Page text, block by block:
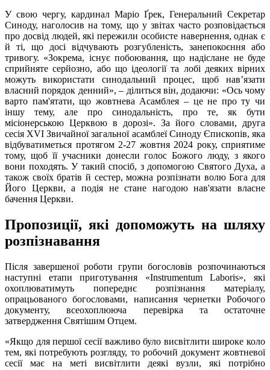
У свою чергу, кардинал Маріо Ґрек, Генеральний Секретар
Синоду, наголосив на тому, що у звітах часто розповідається
про досвід людей, які пережили особисте навернення, однак є
й ті, що досі відчувають розгубленість, занепокоєння або
тривогу. «Зокрема, існує побоювання, що надіслане не буде
сприйняте серйозно, або що ідеології та лобі деяких вірних
можуть використати синодальний процес, щоб нав’язати
власний порядок денний», – ділиться він, додаючи: «Ось чому
варто пам'ятати, що жовтнева Асамблея – це не про ту чи
іншу тему, але про синодальність, про те, як бути
місіонерською Церквою в дорозі». За його словами, друга
сесія XVI Звичайної загальної асамблеї Синоду Єпископів, яка
відбуватиметься протягом 2-27 жовтня 2024 року, сприятиме
тому, щоб її учасники донесли голос Божого люду, з якого
вони походять. У такий спосіб, з допомогою Святого Духа, а
також своїх братів й сестер, можна розпізнати волю Бога для
Його Церкви, а подія не стане нагодою нав'язати власне
бачення Церкви.
Пропозиції, які допоможуть на шляху
розпізнавання
Після завершеної роботи групи богословів розпочинаються
наступні етапи приготування «Instrumentum Laboris», які
охоплюватимуть попереднє розпізнання матеріалу,
опрацьованого богословами, написання чернетки Робочого
документу, всеохоплююча перевірка та остаточне
затвердження Святішим Отцем.
«Якщо для першої сесії важливо було висвітлити широке коло
тем, які потребують розгляду, то робочий документ жовтневої
сесії має на меті висвітлити деякі вузли, які потрібно